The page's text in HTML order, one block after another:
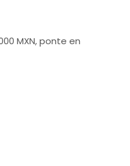
MXN, ponte en